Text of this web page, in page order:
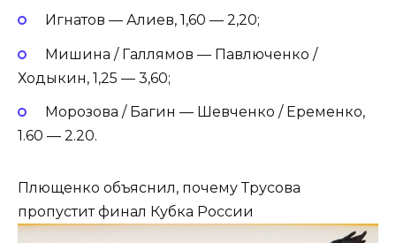
Игнатов — Алиев, 1,60 — 2,20;
Мишина / Галлямов — Павлюченко /
Ходыкин, 1,25 — 3,60;
Морозова / Багин — Шевченко / Еременко,
1.60 — 2.20.
Плющенко объяснил, почему Трусова
пропустит финал Кубка России